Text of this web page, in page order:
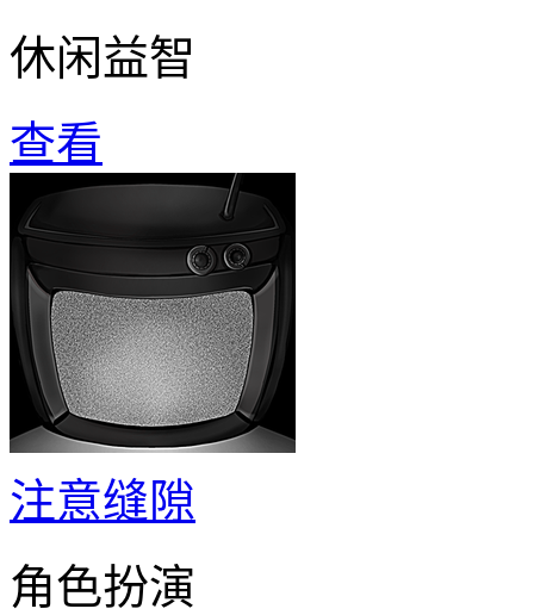
休闲益智
查看
注意缝隙
角色扮演